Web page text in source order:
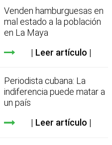
Venden hamburguesas en
mal estado a la población
en La Maya
Leer artículo
Periodista cubana: La
indiferencia puede matar a
un país
Leer artículo